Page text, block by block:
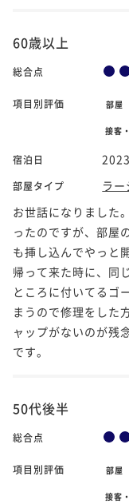
60歳以上
総合点
項目別評価 部屋
接客
宿泊日
部屋タイプ
ラ
お世話になりました
ったのですが、部屋
も挿し込んでやっと
帰って来た時に、同
ところに付いてるゴ
まうので修理をした
ャップがないのが残
です。
50代後半
総合点
項目別評価 部屋
接客